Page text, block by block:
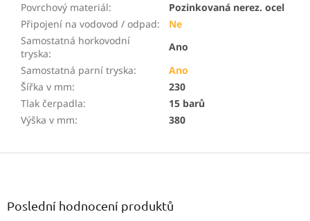
Povrchový materiál:
Pozinkovaná nerez. ocel
Připojení na vodovod / odpad:
Ne
Samostatná horkovodní
tryska:
Ano
Samostatná parní tryska:
Ano
Šířka v mm:
230
Tlak čerpadla:
15 barů
Výška v mm: 380
Z
Poslední hodnocení produktů